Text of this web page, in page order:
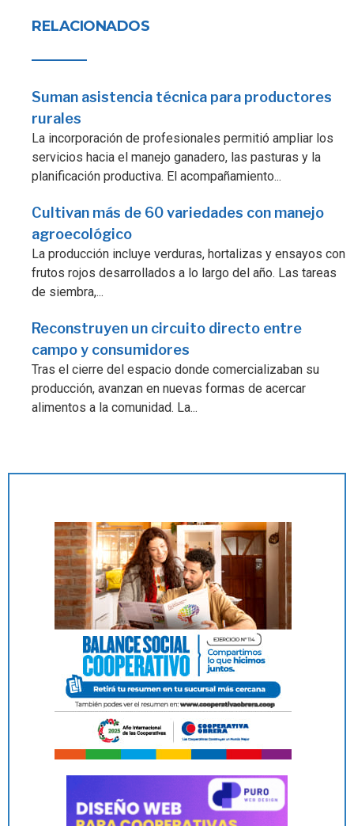
RELACIONADOS
Suman asistencia técnica para productores
rurales
La incorporación de profesionales permitió ampliar los
servicios hacia el manejo ganadero, las pasturas y la
planificación productiva. El acompañamiento...
Cultivan más de 60 variedades con manejo
agroecológico
La producción incluye verduras, hortalizas y ensayos con
frutos rojos desarrollados a lo largo del año. Las tareas
de siembra,...
Reconstruyen un circuito directo entre
campo y consumidores
Tras el cierre del espacio donde comercializaban su
producción, avanzan en nuevas formas de acercar
alimentos a la comunidad. La...